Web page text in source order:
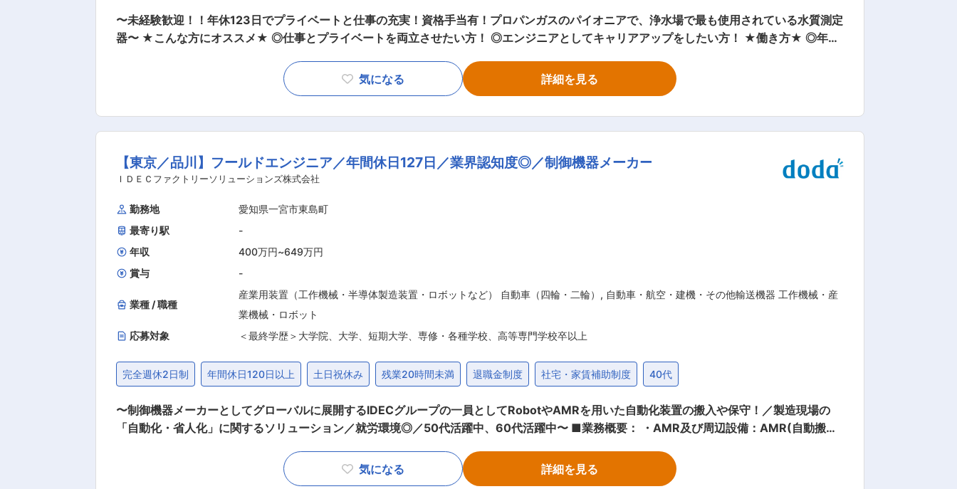
〜未経験歓迎！！年休123日でプライベートと仕事の充実！資格手当有！プロパンガスのパイオニアで、浄水場で最も使用されている水質測定
器〜 ★こんな方にオススメ★ ◎仕事とプライベートを両立させたい方！ ◎エンジニアとしてキャリアアップをしたい方！ ★働き方★ ◎年間
張の際は規定により日当と宿泊費の支給有） ◎休日出勤：出勤した場合は代休取得 ◎緊急対応：なし ■業務概要 LPガス（液化石油ガス）及
び、特殊ガス用気化装置「ペーパーライザー」をはじめとした高圧ガス関連機器及び食品・医療・化学・精密機械など、幅広い分野における
／顧客のもとへ訪問しメンテナンス。基本的には依頼を受けたメンテナンス対応ですが、将来的には取引拡大に向けた提案にも取り組んでい
ただく予定です。 ■入社後の流れ 入社後はOJTで先輩社員に同行して頂きながら仕事を覚えて頂きます。 独り立ちするために3年ほどはかか
客に特化しすきない堅実な経営や、高い技術力・営業力で、60年間連続黒字の安定的な業績を誇っています。 ・市場調査から設計、開発、製
造、販売、点検、メンテナンスまで、製品づくりに関わる全ての工程を社内で行う『一貫生産体制』を導入し、お客様から長くお取引いただ
ける信頼を獲得しています。 変更の範囲：会社の定める業務
気になる 詳細を見る
【東京／品川】フールドエンジニア／年間休日127日／業界認知度◎／制御機器メーカー
ＩＤＥＣファクトリーソリューションズ株式会社
勤務地
愛知県一宮市東島町
最寄り駅
-
年収
400万円~649万円
賞与
-
業種 / 職種
産業用装置（工作機械・半導体製造装置・ロボットなど） 自動車（四輪・二輪） , 自動車・航空・建機・その他輸送機器 工作機械・産
業機械・ロボット
応募対象
＜最終学歴＞大学院、大学、短期大学、専修・各種学校、高等専門学校卒以上
完全週休2日制 年間休日120日以上 土日祝休み 残業20時間未満 退職金制度 社宅・家賃補助制度 40代
〜制御機器メーカーとしてグローバルに展開するIDECグループの一員としてRobotやAMRを用いた自動化装置の搬入や保守！／製造現場の
「自動化・省人化」に関するソリューション／就労環境◎／50代活躍中、60代活躍中〜 ■業務概要： ・AMR及び周辺設備：AMR(自動搬送
Rおよび周辺設備：製造現場のロボットシステム自動化設備の搬入および立上試運転、引渡し対応 ・図書館システム：大学及び公共図書館向
けの入退館・貸出システムの搬入および立上試運転、引渡し対応 ・保守対応：導入済み機器のメンテナンス、定期点検、トラブル対応 ・その
気になる 詳細を見る